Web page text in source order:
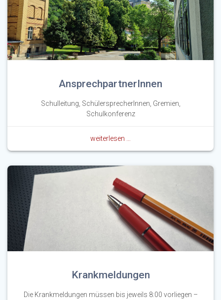
AnsprechpartnerInnen
Schulleitung, SchülersprecherInnen, Gremien,
Schulkonferenz
weiterlesen …
Krankmeldungen
Die Krankmeldungen müssen bis jeweils 8:00 vorliegen –